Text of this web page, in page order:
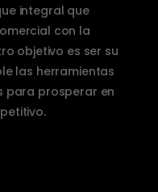
integral que
con la
objetivo es ser su
las herramientas
para prosperar en